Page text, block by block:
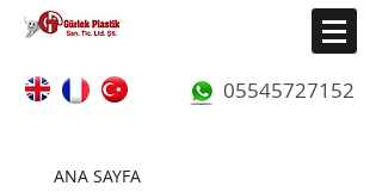
05545727152
ANA SAYFA